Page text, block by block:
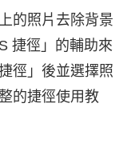
的照片去除背景
捷徑」的輔助來
徑」後並選擇照
的捷徑使用教